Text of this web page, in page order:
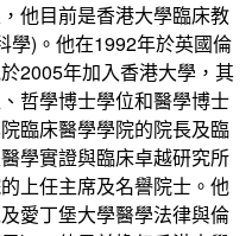
他目前是香港大學臨床教
學)。他在1992年於英國倫
2005年加入香港大學，其
哲學博士學位和醫學博士
臨床醫學學院的院長及臨
學實證與臨床卓越研究所
上任主席及名譽院士。他
愛丁堡大學醫學法律與倫